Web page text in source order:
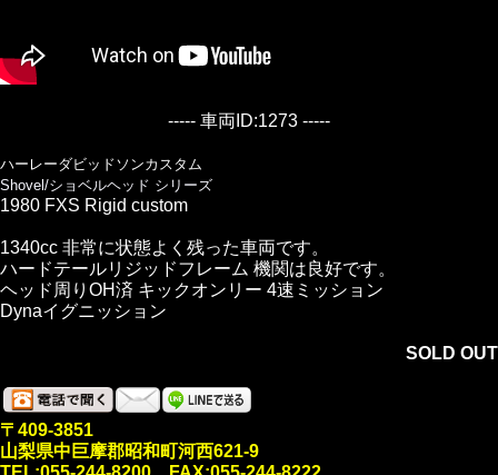
----- 車両ID:1273 -----
ハーレーダビッドソンカスタム
Shovel/ショベルヘッド シリーズ
1980 FXS Rigid custom
1340cc 非常に状態よく残った車両です。
ハードテールリジッドフレーム 機関は良好です。
ヘッド周りOH済 キックオンリー 4速ミッション
Dynaイグニッション
SOLD OUT
〒409-3851
山梨県中巨摩郡昭和町河西621-9